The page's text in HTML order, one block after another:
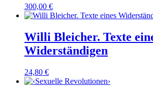
300,00 €
Willi Bleicher. Texte
Widerständigen
24,80 €